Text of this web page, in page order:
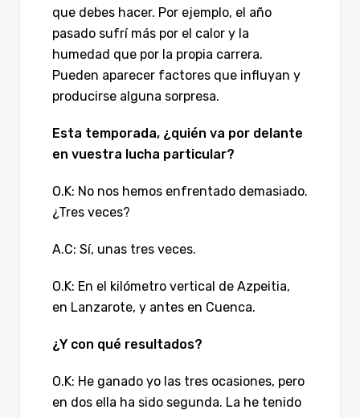
que debes hacer. Por ejemplo, el año
pasado sufrí más por el calor y la
humedad que por la propia carrera.
Pueden aparecer factores que influyan y
producirse alguna sorpresa.
Esta temporada, ¿quién va por delante
en vuestra lucha particular?
O.K: No nos hemos enfrentado demasiado.
¿Tres veces?
A.C: Sí, unas tres veces.
O.K: En el kilómetro vertical de Azpeitia,
en Lanzarote, y antes en Cuenca.
¿Y con qué resultados?
O.K: He ganado yo las tres ocasiones, pero
en dos ella ha sido segunda. La he tenido